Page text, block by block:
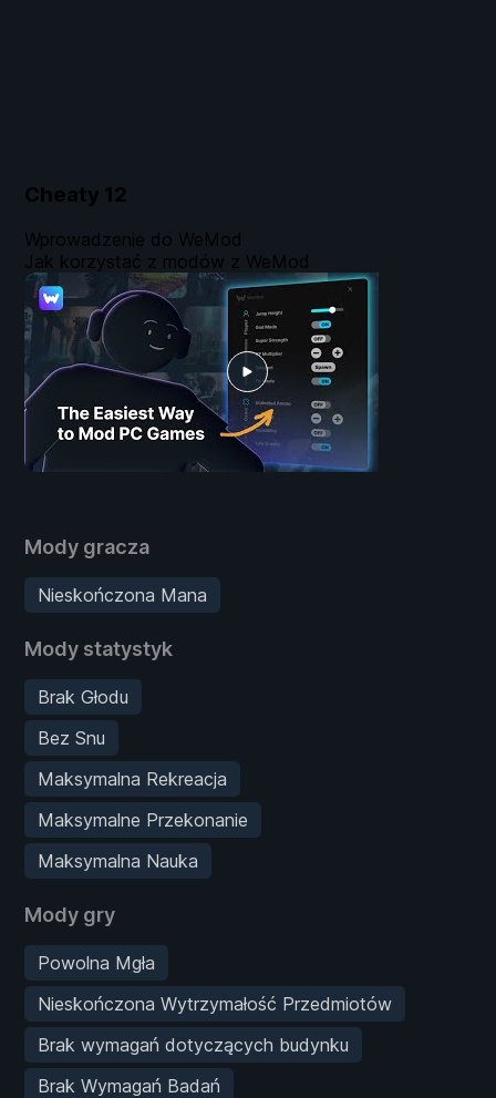
Cheaty 12
Mody gracza
Nieskończona Mana
Mody statystyk
Brak Głodu
Bez Snu
Maksymalna Rekreacja
Maksymalne Przekonanie
Maksymalna Nauka
Mody gry
Powolna Mgła
Nieskończona Wytrzymałość Przedmiotów
Brak wymagań dotyczących budynku
Brak Wymagań Badań
Wprowadzenie do WeMod
Jak korzystać z modów z WeMod